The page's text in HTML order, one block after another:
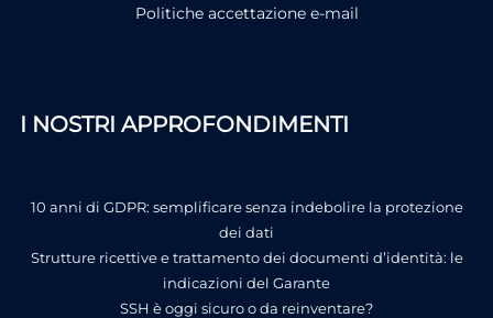
Politiche accettazione e-mail
I NOSTRI APPROFONDIMENTI
10 anni di GDPR: semplificare senza indebolire la protezione
dei dati
Strutture ricettive e trattamento dei documenti d’identità: le
indicazioni del Garante
SSH è oggi sicuro o da reinventare?